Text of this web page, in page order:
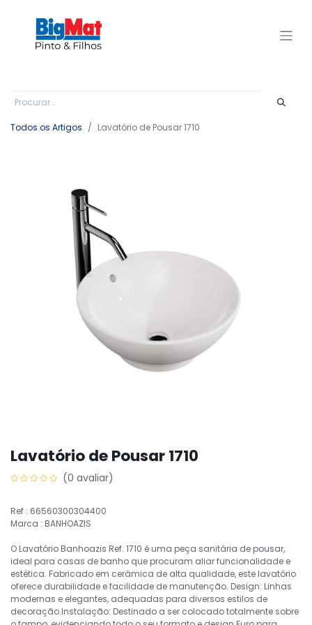
Todos os Artigos Lavatório de Pousar 1710
Lavatório de Pousar 1710
(0 avaliar)
Ref : 66560300304400
Marca : BANHOAZIS
O Lavatório Banhoazis Ref. 1710 é uma peça sanitária de pousar,
ideal para casas de banho que procuram aliar funcionalidade e
estética. Fabricado em cerâmica de alta qualidade, este lavatório
oferece durabilidade e facilidade de manutenção. Design: Linhas
modernas e elegantes, adequadas para diversos estilos de
decoração.Instalação: Destinado a ser colocado totalmente sobre